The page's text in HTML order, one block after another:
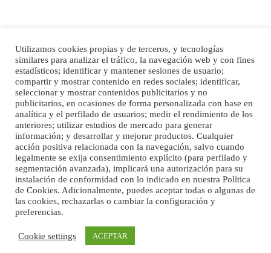
Ninfa perdida
El día 5 se los perdió una ninfa papillera, asustada tiene miedo a la calle, se
perdió por la zon...
Leales.org » Gran Canaria | 6.7.2025
Adopcion
Busco casa de acogida para mi perrita ya que por temas de trabajo no la puedo
tener. Solo gente r...
Leales.org » Gran Canaria
4.7.2025
Inicio Publicidad
Política de privacidad
Aviso Legal
Cláusula de Cookies
Enlaces de interés
Utilizamos cookies propias y de terceros, y tecnologías
similares para analizar el tráfico, la navegación web y con fines
estadísticos; identificar y mantener sesiones de usuario;
compartir y mostrar contenido en redes sociales; identificar,
seleccionar y mostrar contenidos publicitarios y no
publicitarios, en ocasiones de forma personalizada con base en
analítica y el perfilado de usuarios; medir el rendimiento de los
anteriores; utilizar estudios de mercado para generar
información; y desarrollar y mejorar productos. Cualquier
acción positiva relacionada con la navegación, salvo cuando
legalmente se exija consentimiento explícito (para perfilado y
segmentación avanzada), implicará una autorización para su
instalación de conformidad con lo indicado en nuestra Política
de Cookies. Adicionalmente, puedes aceptar todas o algunas de
las cookies, rechazarlas o cambiar la configuración y
preferencias.
Cookie settings ACEPTAR